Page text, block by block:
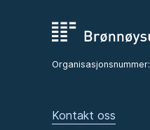
Organisasjonsnummer:
Kontakt oss